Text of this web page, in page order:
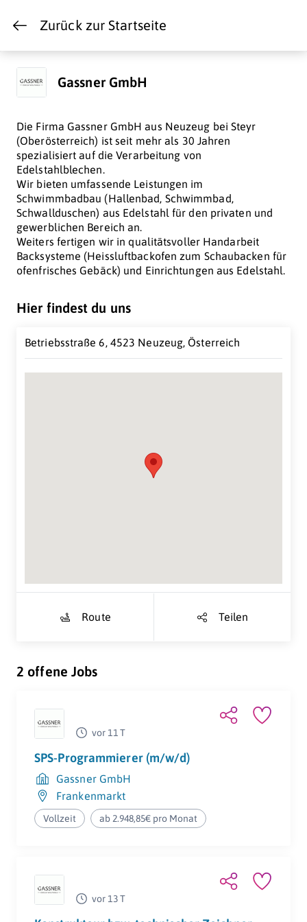
Zurück zur Startseite
Gassner GmbH
Die Firma Gassner GmbH aus Neuzeug bei Steyr
(Oberösterreich) ist seit mehr als 30 Jahren
spezialisiert auf die Verarbeitung von
Edelstahlblechen.
Wir bieten umfassende Leistungen im
Schwimmbadbau (Hallenbad, Schwimmbad,
Schwallduschen) aus Edelstahl für den privaten und
gewerblichen Bereich an.
Weiters fertigen wir in qualitätsvoller Handarbeit
Backsysteme (Heissluftbackofen zum Schaubacken für
ofenfrisches Gebäck) und Einrichtungen aus Edelstahl.
Hier findest du uns
Betriebsstraße 6, 4523 Neuzeug, Österreich
Route Teilen
2 offene Jobs
vor 11 T
SPS-Programmierer (m/w/d)
Gassner GmbH
Frankenmarkt
Vollzeit ab 2.948,85€ pro Monat
vor 13 T